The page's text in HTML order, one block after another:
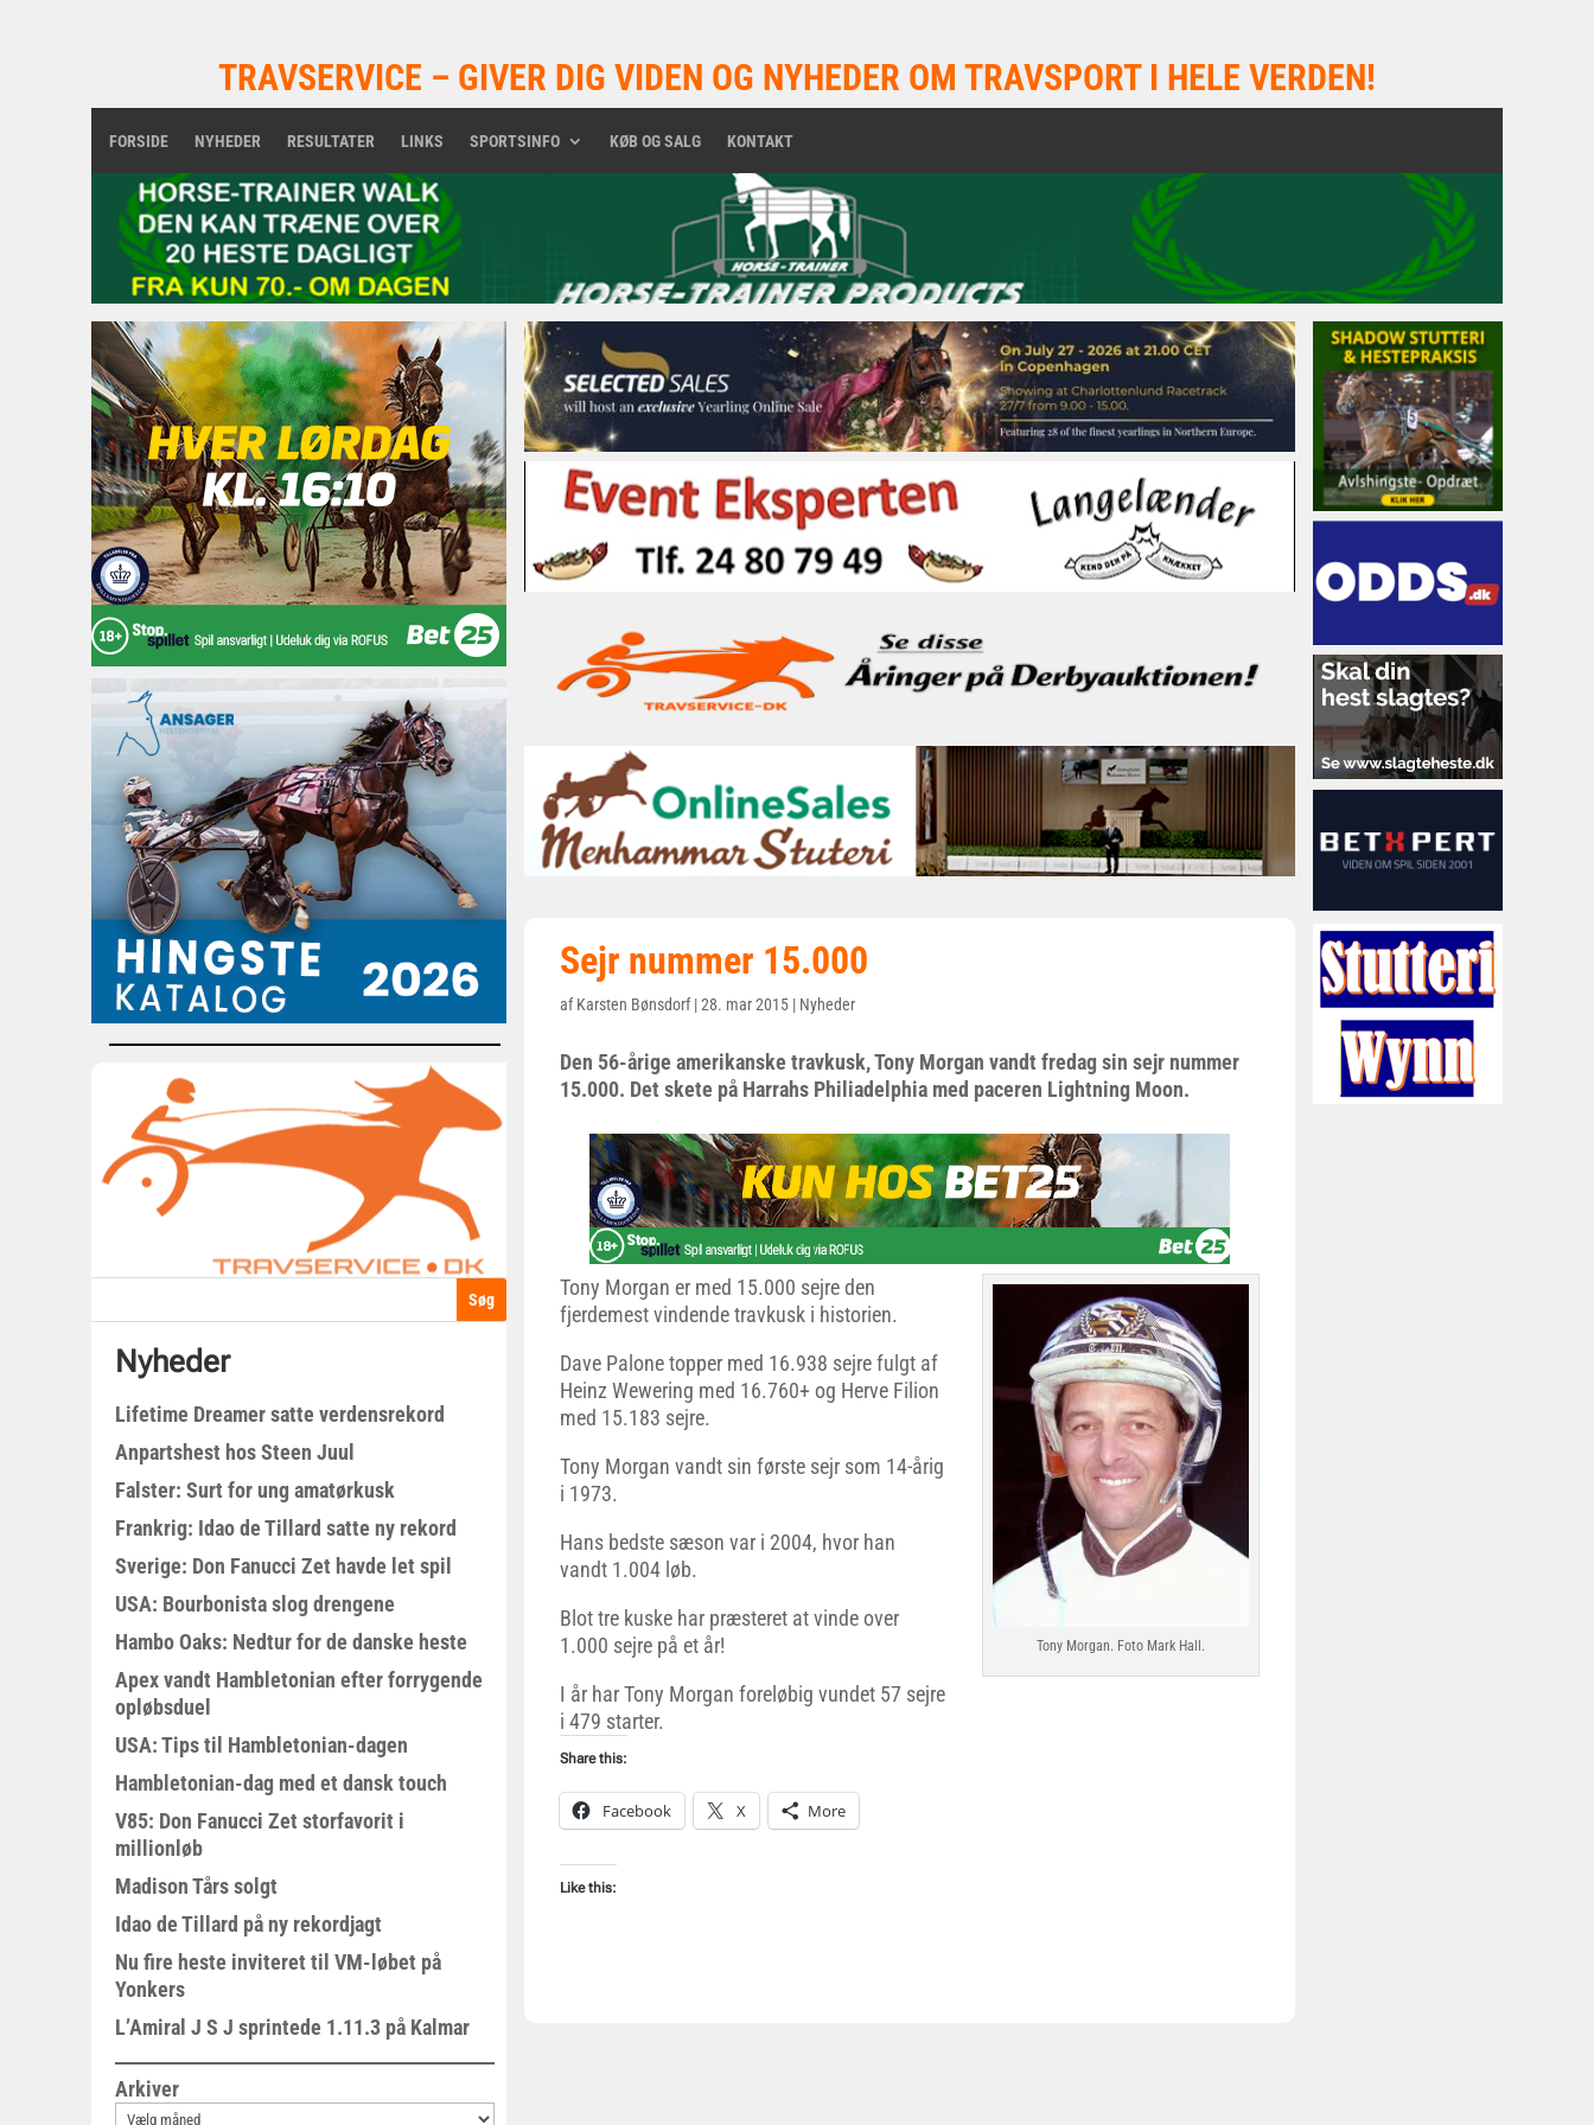
TRAVSERVICE – GIVER DIG VIDEN OG NYHEDER OM TRAVSPORT I HELE VERDEN!
FORSIDE NYHEDER RESULTATER LINKS SPORTSINFO KØB OG SALG KONTAKT
Nyheder
Lifetime Dreamer satte verdensrekord
Anpartshest hos Steen Juul
Falster: Surt for ung amatørkusk
Frankrig: Idao de Tillard satte ny rekord
Sverige: Don Fanucci Zet havde let spil
USA: Bourbonista slog drengene
Hambo Oaks: Nedtur for de danske heste
Apex vandt Hambletonian efter forrygende
opløbsduel
USA: Tips til Hambletonian-dagen
Hambletonian-dag med et dansk touch
V85: Don Fanucci Zet storfavorit i
millionløb
Madison Tårs solgt
Idao de Tillard på ny rekordjagt
Nu fire heste inviteret til VM-løbet på
Yonkers
L’Amiral J S J sprintede 1.11.3 på Kalmar
Arkiver
Sejr nummer 15.000
afKarsten Bønsdorf|28. mar 2015 | Nyheder
Den 56-årige amerikanske travkusk, Tony Morgan vandt fredag sin sejr nummer
15.000. Det skete på Harrahs Philiadelphia med paceren Lightning Moon.
Tony Morgan. Foto Mark Hall.
Tony Morgan er med 15.000 sejre den
fjerdemest vindende travkusk i historien.
Dave Palone topper med 16.938 sejre fulgt af
Heinz Wewering med 16.760+ og Herve Filion
med 15.183 sejre.
Tony Morgan vandt sin første sejr som 14-årig
i 1973.
Hans bedste sæson var i 2004, hvor han
vandt 1.004 løb.
Blot tre kuske har præsteret at vinde over
1.000 sejre på et år!
I år har Tony Morgan foreløbig vundet 57 sejre
i 479 starter.
Share this:
Facebook X More
Like this: